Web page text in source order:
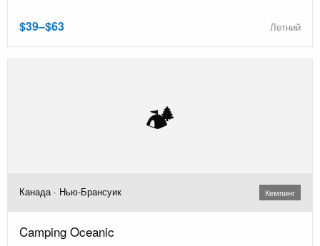
$39–$63 Летний
🏕️
Канада · Нью-Брансуик Кемпинг
Camping Oceanic